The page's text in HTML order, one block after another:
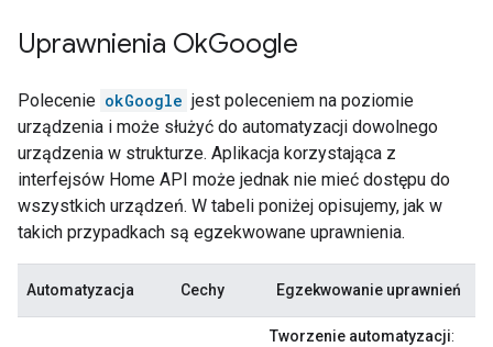
Uprawnienia OkGoogle
Polecenie okGoogle jest poleceniem na poziomie
urządzenia i może służyć do automatyzacji dowolnego
urządzenia w strukturze. Aplikacja korzystająca z
interfejsów Home API może jednak nie mieć dostępu do
wszystkich urządzeń. W tabeli poniżej opisujemy, jak w
takich przypadkach są egzekwowane uprawnienia.
Automatyzacja Cechy Egzekwowanie uprawnień
Tworzenie automatyzacji: